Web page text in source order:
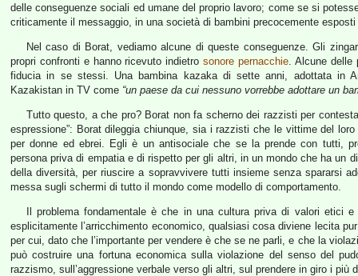
delle conseguenze sociali ed umane del proprio lavoro; come se si
criticamente il messaggio, in una società di bambini precocemente
Nel caso di Borat, vediamo alcune di queste conseguenze. Gli
propri confronti e hanno ricevuto indietrosonore pernacchie. Alcune delle
fiducia in se stessi. Una bambina kazaka di sette anni, adottata in
Kazakistan in TV come “un paese da cui nessuno vorrebbe adottare un
Tutto questo, a che pro? Borat non fa scherno dei razzisti per
espressione”: Borat dileggia chiunque, sia i razzisti che le vittime del
per donne ed ebrei. Egli è un antisociale che se la prende con tutti,
persona priva di empatia e di rispetto per gli altri, in un mondo che ha un
della diversità, per riuscire a sopravvivere tutti insieme senza spararsi
messa sugli schermi di tutto il mondo come modello di comportamento.
Il problema fondamentale è che in una cultura priva di valori
esplicitamente l’arricchimento economico, qualsiasi cosa diviene lecita
per cui, dato che l’importante per vendere è che se ne parli, e che la
può costruire una fortuna economica sulla violazione del senso del
razzismo, sull’aggressione verbale verso gli altri, sul prendere in giro i più